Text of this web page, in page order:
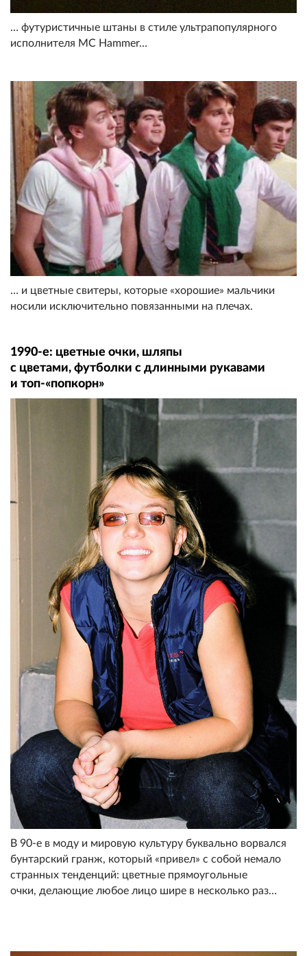
… футуристичные штаны в стиле ультрапопулярного
исполнителя MC Hammer…
… и цветные свитеры, которые «хорошие» мальчики
носили исключительно повязанными на плечах.
1990-е: цветные очки, шляпы
с цветами, футболки с длинными рукавами
и топ-«попкорн»
В 90-е в моду и мировую культуру буквально ворвался
бунтарский гранж, который «привел» с собой немало
странных тенденций: цветные прямоугольные
очки, делающие любое лицо шире в несколько раз…